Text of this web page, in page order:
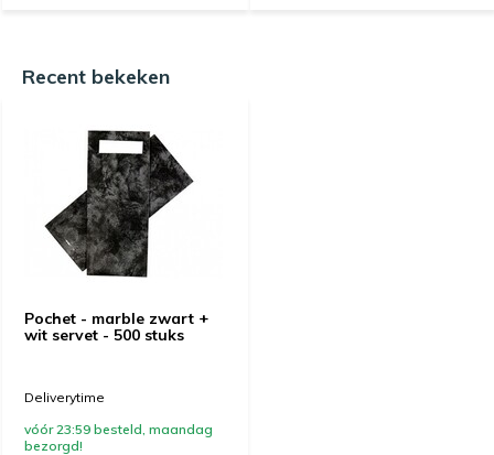
Recent bekeken
Pochet - marble zwart +
wit servet - 500 stuks
Deliverytime
vóór 23:59 besteld, maandag
bezorgd!